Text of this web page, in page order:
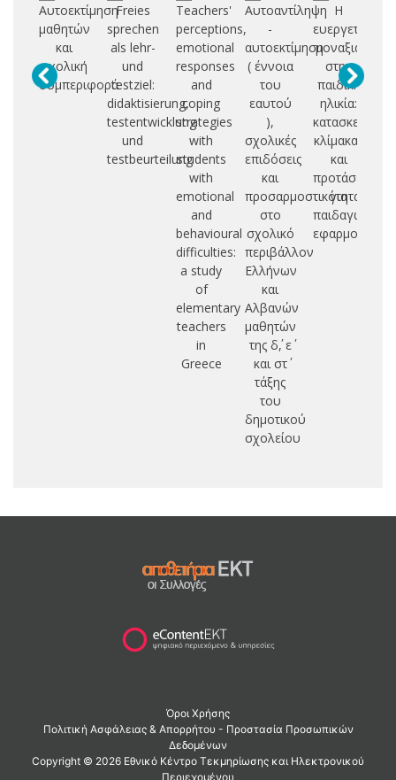
Αυτοεκτίμηση
μαθητών
και
σχολική
συμπεριφορά
Freies
sprechen
als lehr-
und
testziel:
didaktisierung,
testentwicklung
und
testbeurteilung
Teachers'
perceptions,
emotional
responses
and
coping
strategies
with
students
with
emotional
and
behavioural
difficulties:
a study
of
elementary
teachers
in
Greece
Αυτοαντίληψη
-
αυτοεκτίμηση
( έννοια
του
εαυτού
),
σχολικές
επιδόσεις
και
προσαρμοστικότητα
στο
σχολικό
περιβάλλον
Ελλήνων
και
Αλβανών
μαθητών
της δ΄, ε΄
και στ΄
τάξης
του
δημοτικού
σχολείου
Η
ευεργετική
μοναξιά
στην
παιδική
ηλικία:
κατασκευή
κλίμακας
και
προτάσεις
για
παιδαγωγικές
εφαρμογές